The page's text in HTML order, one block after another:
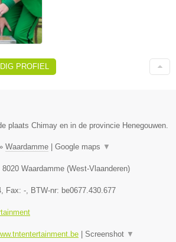
PROFIEL
plaats Chimay en in de provincie Henegouwen.
Waardamme Google maps ▼
8020 Waardamme (West-Vlaanderen)
, Fax: - , BTW-nr: be0677.430.677
Screenshot ▼